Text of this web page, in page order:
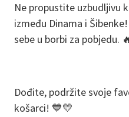
Ne propustite uzbudljivu
između Dinama i
sebe u borbi za pobjedu.
Dođite, podržite svoje
košarci! 💙💛